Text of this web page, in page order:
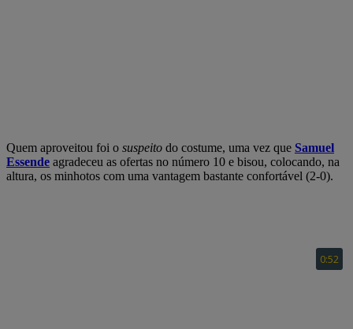
Quem aproveitou foi o suspeito do costume, uma vez que Samuel
Essende agradeceu as ofertas no número 10 e bisou, colocando, na
altura, os minhotos com uma vantagem bastante confortável (2-0).